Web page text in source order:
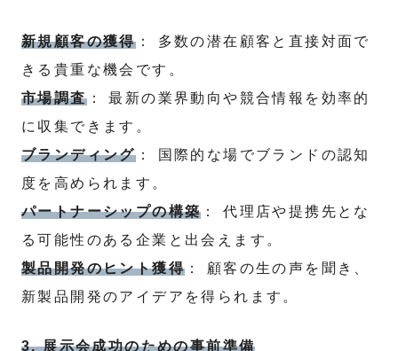
新規顧客の獲得： 多数の潜在顧客と直接対面で
きる貴重な機会です。
市場調査： 最新の業界動向や競合情報を効率的
に収集できます。
ブランディング： 国際的な場でブランドの認知
度を高められます。
パートナーシップの構築 ： 代理店や提携先とな
る可能性のある企業と出会えます。
製品開発のヒント獲得 ： 顧客の生の声を聞き、
新製品開発のアイデアを得られます。
3. 展示会成功のための事前準備